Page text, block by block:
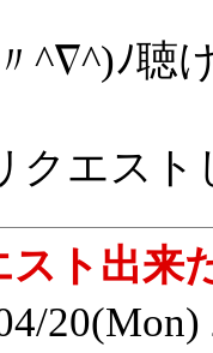
ﾉ聴
クエス
スト出来